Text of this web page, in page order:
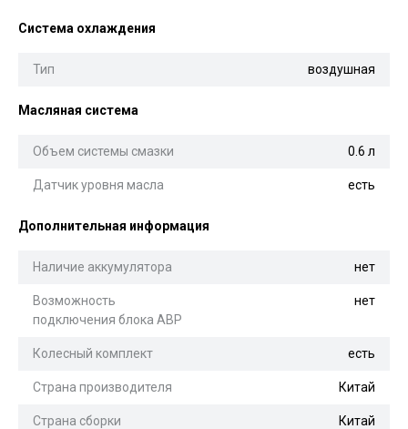
Система охлаждения
Тип воздушная
Масляная система
Объем системы смазки 0.6 л
Датчик уровня масла есть
Дополнительная информация
Наличие аккумулятора нет
Возможность
подключения блока АВР
нет
Колесный комплект есть
Страна производителя Китай
Страна сборки Китай